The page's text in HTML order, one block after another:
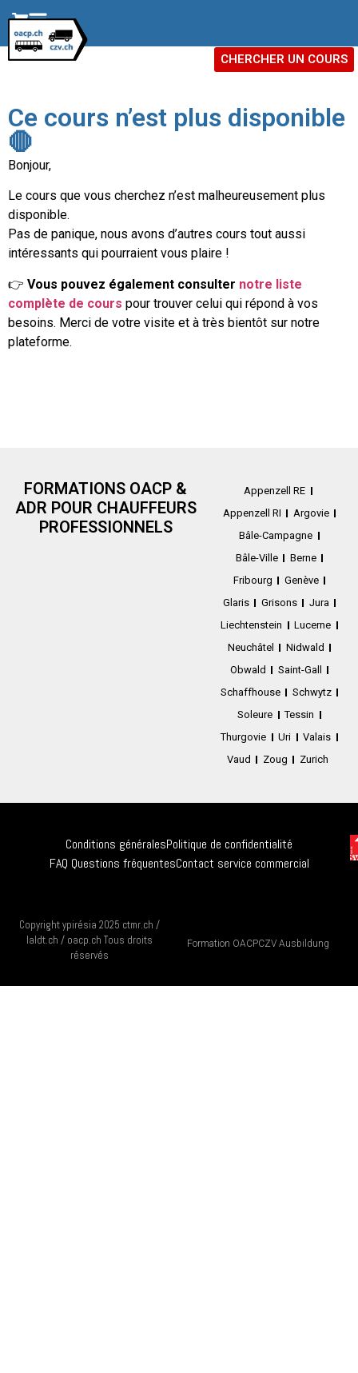
CHERCHER UN COURS
Ce cours n’est plus disponible
🛑
Bonjour,
Le cours que vous cherchez n’est malheureusement plus
disponible.
Pas de panique, nous avons d’autres cours tout aussi
intéressants qui pourraient vous plaire !
👉 Vous pouvez également consulter notre liste
complète de cours pour trouver celui qui répond à vos
besoins. Merci de votre visite et à très bientôt sur notre
plateforme.
FORMATIONS OACP &
ADR POUR CHAUFFEURS
PROFESSIONNELS
Appenzell RE
Appenzell RI
Argovie
Bâle-Campagne
Bâle-Ville
Berne
Fribourg
Genève
Glaris
Grisons
Jura
Liechtenstein
Lucerne
Neuchâtel
Nidwald
Obwald
Saint-Gall
Schaffhouse
Schwytz
Soleure
Tessin
Thurgovie
Uri
Valais
Vaud
Zoug Zurich
Conditions généralesPolitique de confidentialité
FAQ Questions fréquentesContact service commercial
Copyright ypirésia 2025 ctmr.ch /
laldt.ch / oacp.ch Tous droits
réservés
Formation OACPCZV Ausbildung